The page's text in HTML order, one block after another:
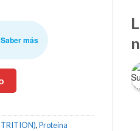
Saber más
WHEY 4.3 lb Proteína cantidad
,Proteína